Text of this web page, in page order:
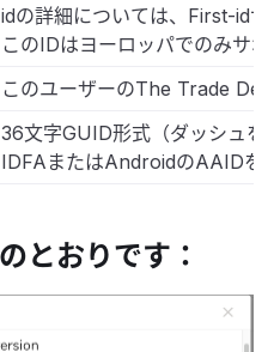
idの詳細については、First-idサ
このIDはヨーロッパでのみサポ
このユーザーのThe Trade
36文字GUID形式（ダッシュを
IDFAまたはAndroidのAAIDを
とおりです：